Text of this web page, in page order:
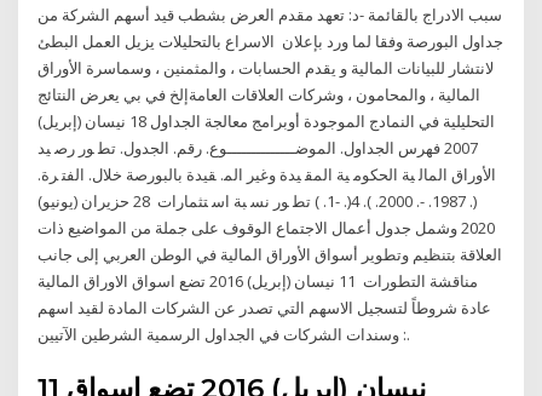
سبب الادراج بالقائمة -د: تعهد مقدم العرض بشطب قيد أسهم الشركة من
جداول البورصة وفقا لما ورد بإعلان الاسراع بالتحليلات يزيل العمل البطئ
لانتشار للبيانات المالية و يقدم الحسابات ، والمثمنين ، وسماسرة الأوراق
المالية ، والمحامون ، وشركات العلاقات العامةإلخ في بي يعرض النتائج
التحليلية في النمادج الموجودة أوبرامج معالجة الجداول 18 نيسان (إبريل)
2007 ﻓﻬﺮس اﻟﺠﺪاول. اﻟﻤﻮﺿــــــــــــــﻮع. رﻗﻢ. اﻟﺠﺪول. ﺗﻄ ﻮر رﺻ ﻴﺪ
اﻷوراق اﻟﻤﺎﻟ ﻴﺔ اﻟﺤﻜﻮﻣ ﻴﺔ اﻟﻤﻘ ﻴﺪة وﻏﻴﺮ اﻟﻤ. ﻘﻴﺪة ﺑﺎﻟﺒﻮرﺻﺔ ﺧﻼل. اﻟﻔﺘ ﺮة.
(. 1987. -. 2000. ). 4(. -1. ) ﺗﻄ ﻮر ﻧﺴ ﺒﺔ اﺳ ﺘﺜﻤﺎرات 28 حزيران (يونيو)
2020 وشمل جدول أعمال الاجتماع الوقوف على جملة من المواضيع ذات
العلاقة بتنظيم وتطوير أسواق الأوراق المالية في الوطن العربي إلى جانب
مناقشة التطورات 11 نيسان (إبريل) 2016 تضع اسواق الاوراق المالية
عادة شروطاً لتسجيل الاسهم التي تصدر عن الشركات المادة لقيد اسهم
وسندات الشركات في الجداول الرسمية الشرطين الآتيين :.
11 نيسان (إبريل) 2016 تضع اسواق